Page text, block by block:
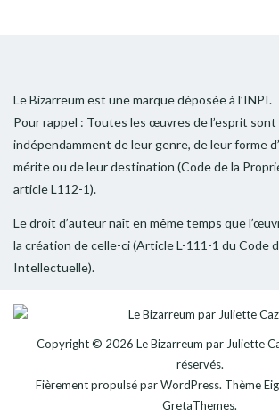
Le Bizarreum est une marque déposée à l’INPI.
Pour rappel : Toutes les œuvres de l’esprit
indépendamment de leur genre, de leur forme
mérite ou de leur destination (Code de la
article L112-1).
Le droit d’auteur naît en même temps que
la création de celle-ci (Article L-111-1 du Code
Intellectuelle).
Copyright © 2026 Le Bizarreum par Juliette
réservés.
Fièrement propulsé parWordPress. Thème
GretaThemes.